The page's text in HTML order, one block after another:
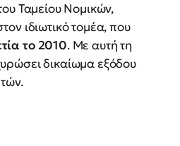
Ταμείου Νομικών,
ιδιωτικό τομέα, που
το 2010. Με αυτή τη
δικαίωμα εξόδου